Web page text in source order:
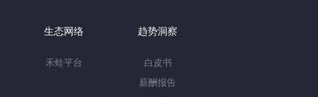
生态网络
禾蛙平台
趋势洞察
白皮书
薪酬报告